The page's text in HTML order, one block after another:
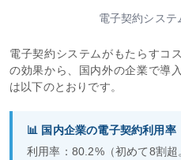
電子契約システ
電子契約システムがもたらすコ
の効果から、国内外の企業で導
は以下のとおりです。
📊 国内企業の電子契約利用率
利用率：80.2%（初めて8割超